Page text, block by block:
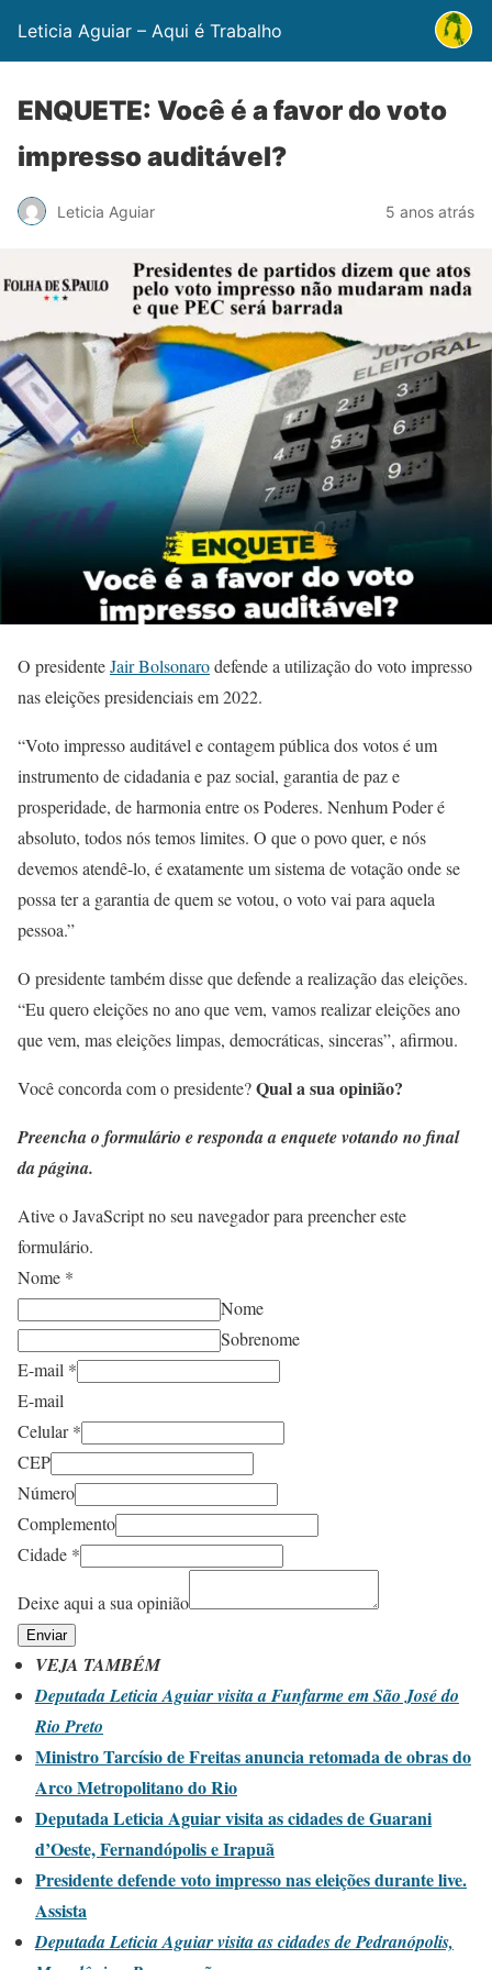
Leticia Aguiar – Aqui é Trabalho
ENQUETE: Você é a favor do voto
impresso auditável?
Leticia Aguiar 5 anos atrás
O presidenteJair Bolsonarodefende a utilização do voto impresso
nas eleições presidenciais em 2022.
“Voto impresso auditável e contagem pública dos votos é um
instrumento de cidadania e paz social, garantia de paz e
prosperidade, de harmonia entre os Poderes. Nenhum Poder é
absoluto, todos nós temos limites. O que o povo quer, e nós
devemos atendê-lo, é exatamente um sistema de votação onde se
possa ter a garantia de quem se votou, o voto vai para aquela
pessoa.”
O presidente também disse que defende a realização das eleições.
“Eu quero eleições no ano que vem, vamos realizar eleições ano
que vem, mas eleições limpas, democráticas, sinceras”, afirmou.
Você concorda com o presidente?Qual a sua opinião?
Preencha o formulário e responda a enquete votando no final
da página.
Ative o JavaScript no seu navegador para preencher este
formulário.
Nome *
Nome
Sobrenome
E-mail *
E-mail
Celular*
CEP
Número
Complemento
Cidade *
Deixe aqui a sua opinião
Enviar
VEJA TAMBÉM
Deputada Leticia Aguiar visita a Funfarme em São José do
Rio Preto
Ministro Tarcísio de Freitas anuncia retomada de obras do
Arco Metropolitano do Rio
Deputada Leticia Aguiar visita as cidades de Guarani
d’Oeste, Fernandópolis e Irapuã
Presidente defende voto impresso nas eleições durante live.
Assista
Deputada Leticia Aguiar visita as cidades de Pedranópolis,